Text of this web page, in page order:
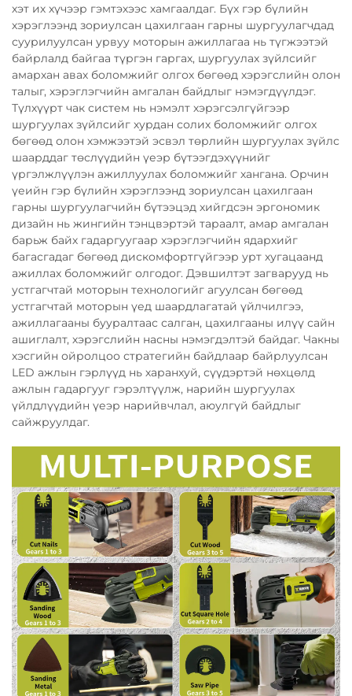
хэт их хүчээр гэмтэхээс хамгаалдаг. Бүх гэр бүлийн
хэрэглээнд зориулсан цахилгаан гарны шургуулагчдад
суурилуулсан урвуу моторын ажиллагаа нь түгжээтэй
байрлалд байгаа түргэн гаргах, шургуулах зүйлсийг
амархан авах боломжийг олгох бөгөөд хэрэгслийн олон
талыг, хэрэглэгчийн амгалан байдлыг нэмэгдүүлдэг.
Түлхүүрт чак систем нь нэмэлт хэрэгсэлгүйгээр
шургуулах зүйлсийг хурдан солих боломжийг олгох
бөгөөд олон хэмжээтэй эсвэл төрлийн шургуулах зүйлс
шаарддаг төслүүдийн үеэр бүтээгдэхүүнийг
үргэлжлүүлэн ажиллуулах боломжийг хангана. Орчин
үеийн гэр бүлийн хэрэглээнд зориулсан цахилгаан
гарны шургуулагчийн бүтээцэд хийгдсэн эргономик
дизайн нь жингийн тэнцвэртэй тараалт, амар амгалан
барьж байх гадаргуугаар хэрэглэгчийн ядархийг
багасгадаг бөгөөд дискомфортгүйгээр урт хугацаанд
ажиллах боломжийг олгодог. Дэвшилтэт загварууд нь
устгагчтай моторын технологийг агуулсан бөгөөд
устгагчтай моторын үед шаардлагатай үйлчилгээ,
ажиллагааны бууралтаас салган, цахилгааны илүү сайн
ашиглалт, хэрэгслийн насны нэмэгдэлтэй байдаг. Чакны
хэсгийн ойролцоо стратегийн байдлаар байрлуулсан
LED ажлын гэрлүүд нь харанхуй, сүүдэртэй нөхцөлд
ажлын гадаргууг гэрэлтүүлж, нарийн шургуулах
үйлдлүүдийн үеэр нарийвчлал, аюулгүй байдлыг
сайжруулдаг.